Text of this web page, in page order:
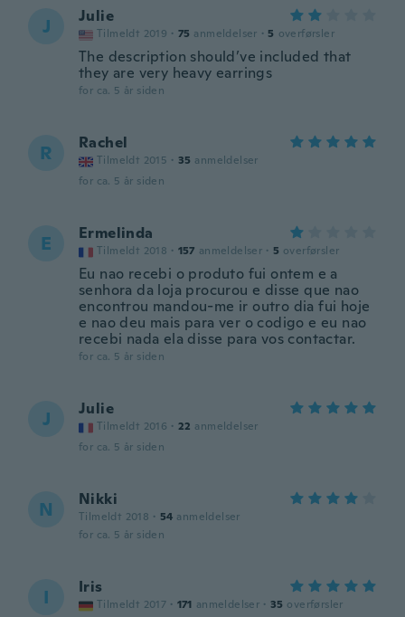
J Julie
Tilmeldt 2019 · 75 anmeldelser · 5 overførsler
The description should’ve included that
they are very heavy earrings
for ca. 5 år siden
R Rachel
Tilmeldt 2015 · 35 anmeldelser
for ca. 5 år siden
E Ermelinda
Tilmeldt 2018 · 157 anmeldelser · 5 overførsler
Eu nao recebi o produto fui ontem e a
senhora da loja procurou e disse que nao
encontrou mandou-me ir outro dia fui hoje
e nao deu mais para ver o codigo e eu nao
recebi nada ela disse para vos contactar.
for ca. 5 år siden
J Julie
Tilmeldt 2016 · 22 anmeldelser
for ca. 5 år siden
N Nikki
Tilmeldt 2018 · 54 anmeldelser
for ca. 5 år siden
I Iris
Tilmeldt 2017 · 171 anmeldelser · 35 overførsler